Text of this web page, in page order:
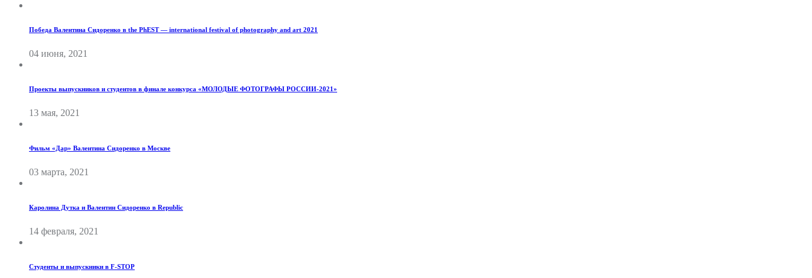
Победа Валентина Сидоренко в the PhEST — international festival of photography and art 2021
04 июня, 2021
Проекты выпускников и студентов в финале конкурса «МОЛОДЫЕ ФОТОГРАФЫ РОССИИ-2021»
13 мая, 2021
Фильм «Дар» Валентина Сидоренко в Москве
03 марта, 2021
Каролина Дутка и Валентин Сидоренко в Republic
14 февраля, 2021
Студенты и выпускники в F-STOP